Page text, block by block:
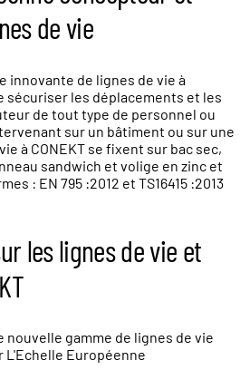
de vie
innovante de lignes de vie à
sécuriser les déplacements et les
de tout type de personnel ou
sur un bâtiment ou sur une
à CONEKT se fixent sur bac sec,
sandwich et volige en zinc et
: EN 795 :2012 et TS16415 :2013
les lignes de vie et
nouvelle gamme de lignes de vie
Européenne